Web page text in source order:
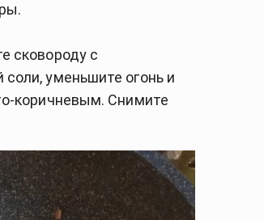
сковороду с
уменьшите огонь и
коричневым. Снимите